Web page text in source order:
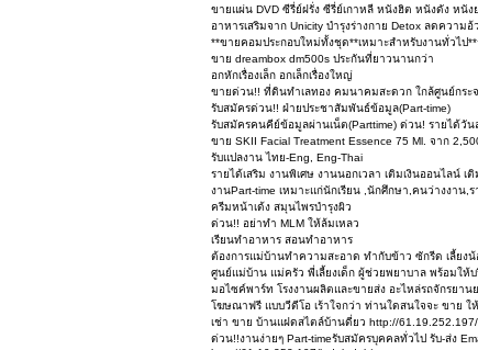
ขายแผ่น DVD ซีรี่ย์ฝรั่ง ซีรี่ย์เกาหลี หนังฮิต หนังดัง หนัง
อาหารเสริมจาก Unicity บำรุงร่างกาย Detox ลดความอ้
**ขายคอมประกอบใหม่ทั้งชุด**เหมาะสำหรับงานทั่วไป
ขาย dreambox dm500s ประกันที่ยาวนานกว่า
อกหักเรื่องเล็ก อกเล็กเรื่องใหญ่
ขายด่วน!! ที่ดินทำเลทอง คมนาคมสะดวก ใกล้ศูนย์กระ
รับสมัครด่วน!! ฝ่ายประชาสัมพันธ์ข้อมูล(Part-time)
รับสมัครคนคีย์ข้อมูลผ่านเน็ต(Parttime) ด่วน! รายได้วั
ขาย SKII Facial Treatment Essence 75 Ml. จาก
รับแปลงาน ไทย-Eng, Eng-Thai
รายได้เสริม งานพิเศษ งานนอกเวลา เติมเงินออนไลน์
งานPart-time เหมาะแก่นักเรียน ,นักศึกษา,คนว่างงาน,
ครีมหน้าเด้ง สมุนไพรบำรุงผิว
ด่วน!! อย่าทำ MLM ให้ล้มเหลว
เรียนทำอาหาร สอนทำอาหาร
ต้องการแม่บ้านทำความสะอาด ทำกับข้าว ซักรีด เลี้ยงน้
ศูนย์แม่บ้าน แม่ครัว พี่เลี้ยงเด็ก ผู้ช่วยพยาบาล พร้อมให้บ
มอไซค์พาร์ท โรงงานผลิตและขายส่ง อะไหล่รถจักรยาน
โฆษณาฟรี แบบวีดีโอ เร้าใจกว่า ท่านใดสนใจจะ ขาย
เช่า ขาย บ้านแฝดสไตล์บ้านดี่ยว http://
ด่วน!!งานง่ายๆ Part-timeรับสมัครบุคคลทั่วไป รับ-ส่ง